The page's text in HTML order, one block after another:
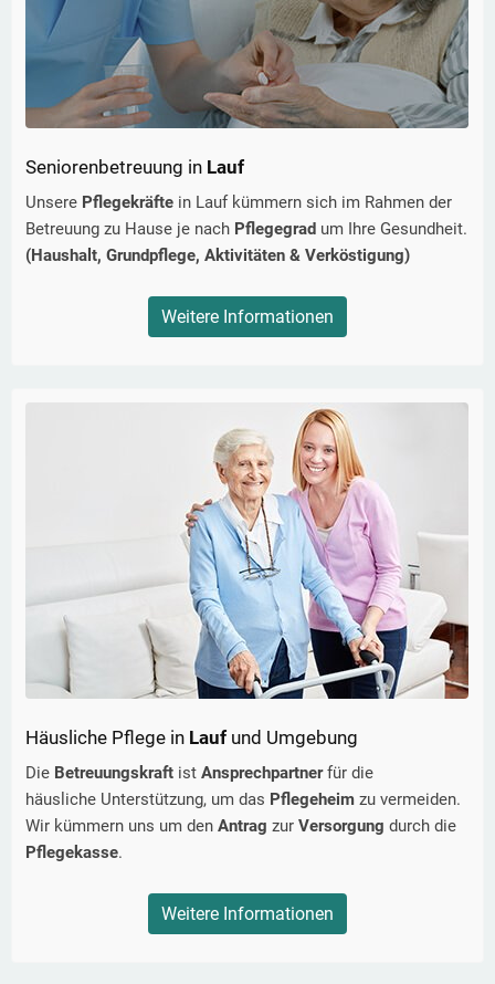
Seniorenbetreuung in Lauf
Unsere Pflegekräfte in Lauf kümmern sich im Rahmen der
Betreuung zu Hause je nach Pflegegrad um Ihre Gesundheit.
(Haushalt, Grundpflege, Aktivitäten & Verköstigung)
Weitere Informationen
Häusliche Pflege in Lauf und Umgebung
Die Betreuungskraft ist Ansprechpartnerfür die
häusliche Unterstützung, um das Pflegeheim zu vermeiden.
Wir kümmern uns um den Antrag zur Versorgung durch die
Pflegekasse.
Weitere Informationen